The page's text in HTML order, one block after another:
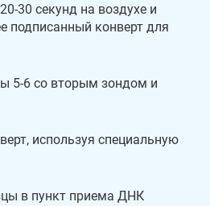
30 секунд на воздухе и
подписанный конверт для
5-6 со вторым зондом и
используя специальную
в пункт приема ДНК